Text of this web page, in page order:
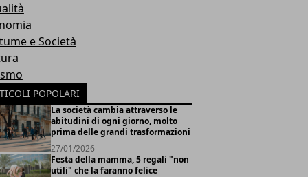
e Società
POPOLARI
La società cambia attraverso le
abitudini di ogni giorno, molto
prima delle grandi trasformazioni
27/01/2026
Festa della mamma, 5 regali "non
utili" che la faranno felice